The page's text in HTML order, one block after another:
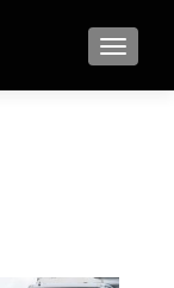
MENU